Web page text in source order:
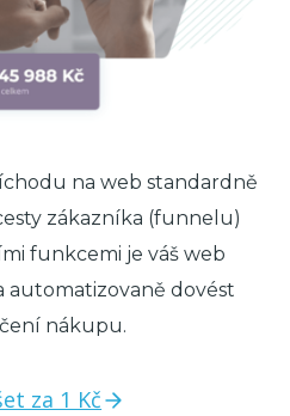
na web standardně
zákazníka (funnelu)
funkcemi je váš web
automatizovaně dovést
nákupu.
za 1 Kč